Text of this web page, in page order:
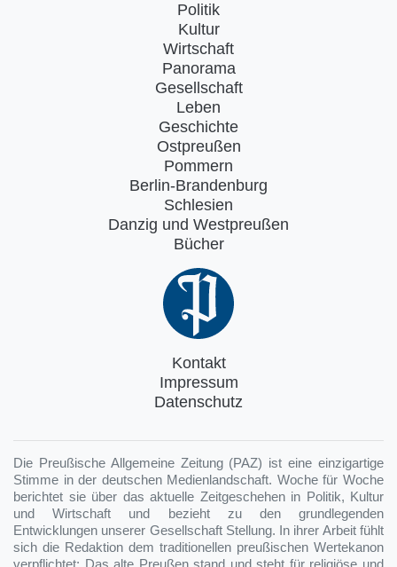
Politik
Kultur
Wirtschaft
Panorama
Gesellschaft
Leben
Geschichte
Ostpreußen
Pommern
Berlin-Brandenburg
Schlesien
Danzig und Westpreußen
Bücher
Kontakt
Impressum
Datenschutz
Die Preußische Allgemeine Zeitung (PAZ) ist eine einzigartige
Stimme in der deutschen Medienlandschaft. Woche für Woche
berichtet sie über das aktuelle Zeitgeschehen in Politik, Kultur
und Wirtschaft und bezieht zu den grundlegenden
Entwicklungen unserer Gesellschaft Stellung. In ihrer Arbeit fühlt
sich die Redaktion dem traditionellen preußischen Wertekanon